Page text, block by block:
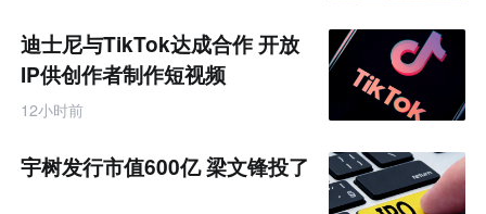
迪士尼与TikTok达成合作 开放
IP供创作者制作短视频
12小时前
宇树发行市值600亿 梁文锋投了